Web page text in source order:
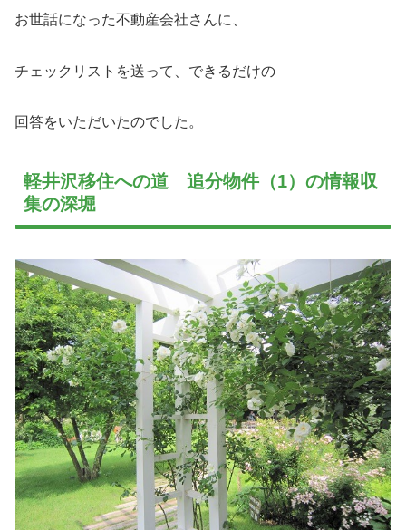
お世話になった不動産会社さんに、
チェックリストを送って、できるだけの
回答をいただいたのでした。
軽井沢移住への道 追分物件（1）の情報収
集の深堀